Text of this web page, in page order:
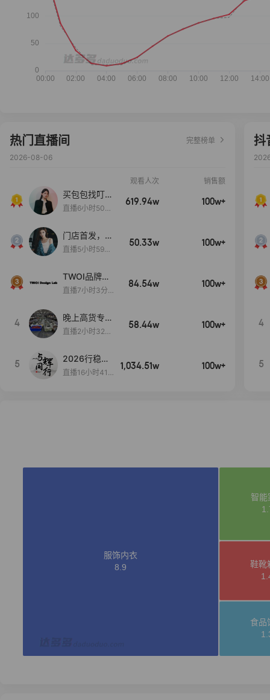
热门直播间
完整榜单
2026-08-06
观看人次 销售额
买包包找叮
当,一折购！
直播6小时50分
619.94w 100w+
门店首发，秋
款大上新！！
直播5小时59分
50.33w 100w+
TWOI品牌直
播间新款上
直播7小时3分5
84.54w 100w+
4
晚上高货专场
大放漏
直播2小时32分
58.44w 100w+
5
2026行稳致
远
直播16小时41
1,034.51w 100w+
抖
4
5